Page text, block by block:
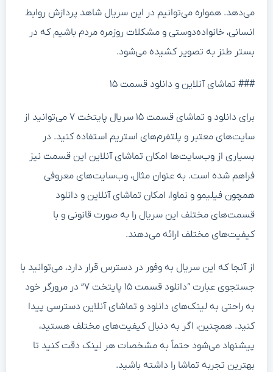
می‌دهد. همواره می‌توانیم در این سریال شاهد پردازش روابط
انسانی، خانواده‌دوستی و مشکلات روزمره مردم باشیم که در
بستر طنز به تصویر کشیده می‌شود.
### تماشای آنلاین و دانلود قسمت ۱۵
برای دانلود و تماشای قسمت ۱۵ سریال پایتخت ۷ می‌توانید از
سایت‌های معتبر و پلتفرم‌های استریم استفاده کنید. در
بسیاری از وب‌سایت‌ها امکان تماشای آنلاین این قسمت نیز
فراهم شده است. به عنوان مثال، وب‌سایت‌های معروفی
همچون فیلیمو و نماوا، امکان تماشای آنلاین و دانلود
قسمت‌های مختلف این سریال را به صورت قانونی و با
کیفیت‌های مختلف ارائه می‌دهند.
از آنجا که این سریال به وفور در دسترس قرار دارد، می‌توانید با
جستجوی عبارت “دانلود قسمت ۱۵ پایتخت ۷” در مرورگر خود
به راحتی به لینک‌های دانلود و تماشای آنلاین دسترسی پیدا
کنید. همچنین، اگر به دنبال کیفیت‌های مختلف هستید،
پیشنهاد می‌شود حتماً به مشخصات هر لینک دقت کنید تا
بهترین تجربه تماشا را داشته باشید.